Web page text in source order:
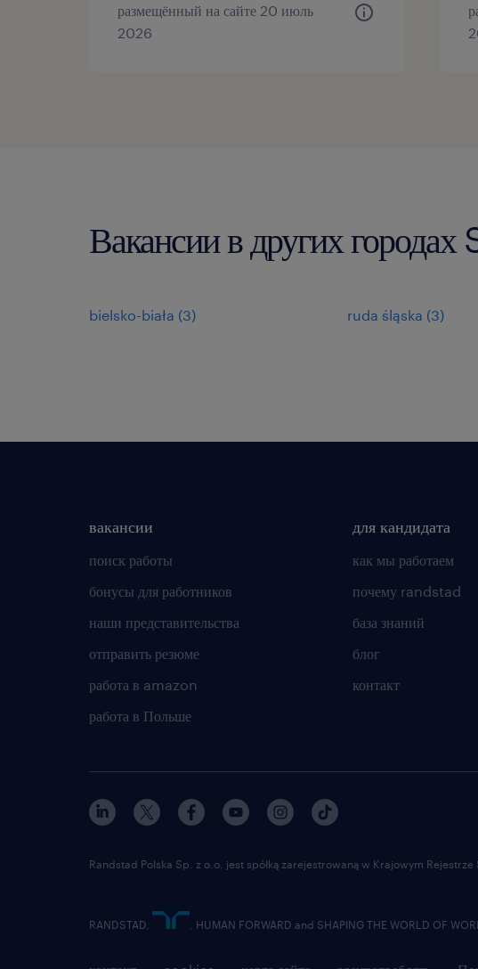
размещённый на сайте 20 июль
2026
Вакансии в других
bielsko-biała (3) ruda śląska (3)
вакансии
поиск работы
бонусы для работников
наши представительства
отправить резюме
работа в amazon
работа в Польше
для кандидата
как мы работаем
почему randstad
база знаний
блог
контакт
Randstad Polska Sp. z o.o. jest spółką zarejestrowaną w Krajowym
RANDSTAD, , HUMAN FORWARD and SHAPING THE WORLD OF